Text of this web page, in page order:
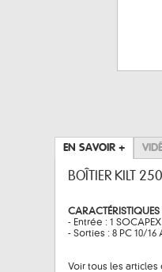
EN SAVOIR +
BOÎTIER KILT
- Entrée : 1
- Sorties : 8 PC 10/16
Voir tous les